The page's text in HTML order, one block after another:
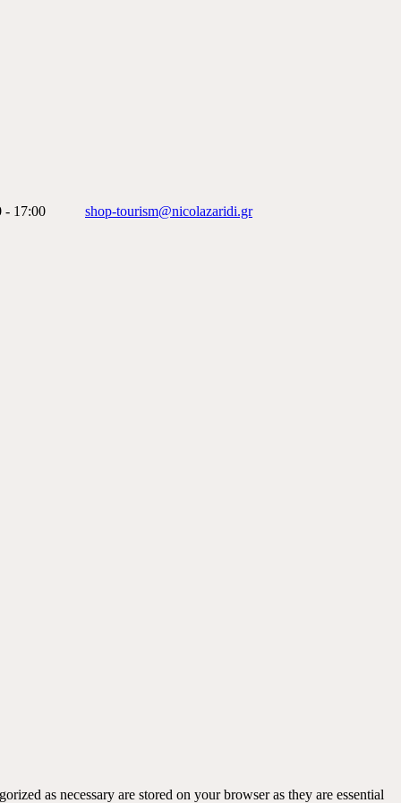
- 17:00 shop-tourism@nicolazaridi.gr
as necessary are stored on your browser as they are essential